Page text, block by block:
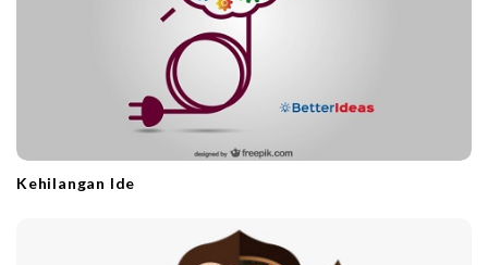
Kehilangan Ide